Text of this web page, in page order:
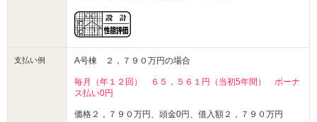
支払い例 A号棟 ２，７９０万円の場合
毎月（年１２回） ６５，５６１円（当初5年間） ボーナ
ス払い0円
価格２，７９０万円、頭金0円、借入額２，７９０万円